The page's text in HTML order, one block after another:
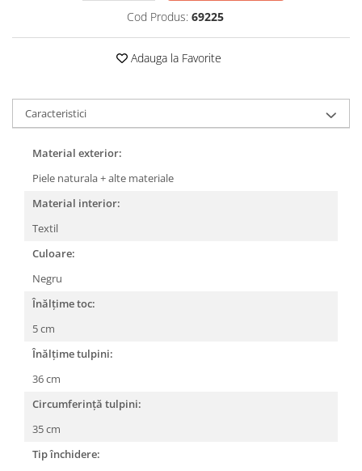
Cod Produs: 69225
Adauga la Favorite
Caracteristici
Material exterior:
Piele naturala + alte materiale
Material interior:
Textil
Culoare:
Negru
Înălțime toc:
5 cm
Înălțime tulpini:
36 cm
Circumferință tulpini:
35 cm
Tip închidere: